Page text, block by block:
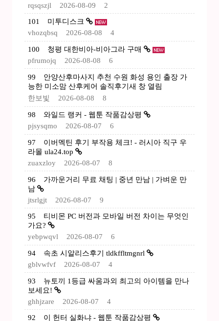
rqsqszjl
2026-08-09 2
101
미투디스크
vhozqbsq
2026-08-08 4
100
청평 대한비아-비아그라 구매
pfrumojq
2026-08-08 6
99
안양산후마사지 추천 수원 화성 용인 출장 가
능한 미소맘 산후케어 솔직후기새 창 열림
한보빛
2026-08-08 8
98
와일드 랭커 - 웹툰 작품감상평
pjsysqmo
2026-08-07 6
97
이버멕틴 후기 부작용 체크! - 러시아 직구 우
라몰 ula24.top
zuaxzloy
2026-08-07 8
96
가까운거리 무료 채팅 | 중년 만남 | 가벼운 만
남
jtsrlgjt
2026-08-07 9
95
티비몬 PC 버전과 모바일 버전 차이는 무엇인
가요?
yebpwqvl
2026-08-07 6
94
속초 시알리스후기 tldkffltmgnrl
gblvwfvf
2026-08-07 4
93
뉴토끼 1등급 싸움과외 최고의 아이템을 만나
보세요!
ghhjzare
2026-08-07 4
92
이 헌터 실화냐 - 웹툰 작품감상평